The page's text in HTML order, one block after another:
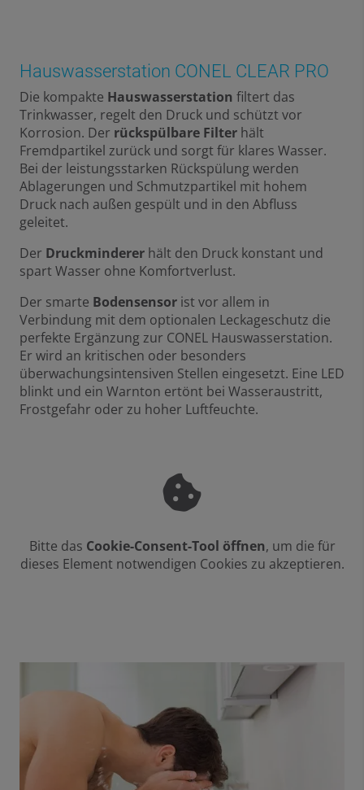
Hauswasserstation CONEL CLEAR PRO
Die kompakte Hauswasserstation filtert das
Trinkwasser, regelt den Druck und schützt vor
Korrosion. Der rückspülbare Filter hält
Fremdpartikel zurück und sorgt für klares Wasser.
Bei der leistungsstarken Rückspülung werden
Ablagerungen und Schmutzpartikel mit hohem
Druck nach außen gespült und in den Abfluss
geleitet.
Der Druckminderer hält den Druck konstant und
spart Wasser ohne Komfortverlust.
Der smarte Bodensensor ist vor allem in
Verbindung mit dem optionalen Leckageschutz die
perfekte Ergänzung zur CONEL Hauswasserstation.
Er wird an kritischen oder besonders
überwachungsintensiven Stellen eingesetzt. Eine LED
blinkt und ein Warnton ertönt bei Wasseraustritt,
Frostgefahr oder zu hoher Luftfeuchte.
Bitte das Cookie-Consent-Tool öffnen, um die für
dieses Element notwendigen Cookies zu akzeptieren.